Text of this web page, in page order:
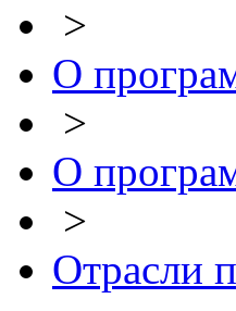
>
О
>
О
>
Отрасли